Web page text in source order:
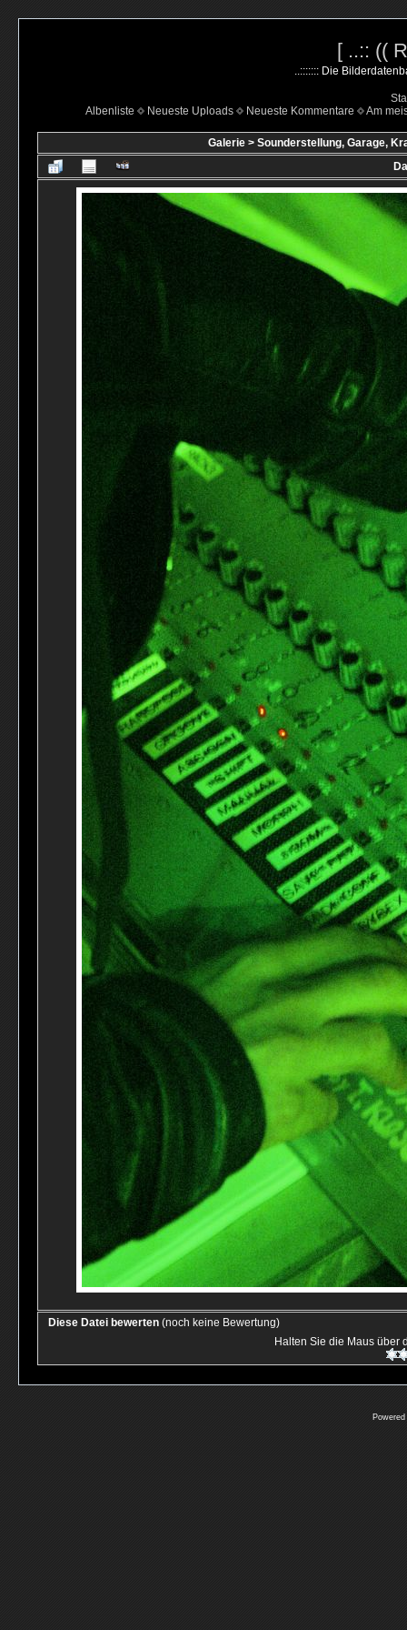
[ ..:: ((
..::::::: Die
Albenliste
Neueste Uploads Neueste Kommentare Am
Galerie> Sounderstellung, Garage,
Diese Datei bewerten (noch keine Bewertung)
Halten Sie die Maus über